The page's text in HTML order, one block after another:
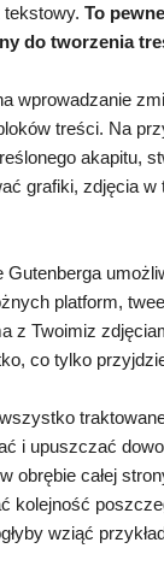
tekstowy. To
do tworzenia
wprowadzanie
treści. Na
akapitu,
grafiki, zdjęcia
Gutenberga
platform,
z Twoimiz
co tylko
i upuszczać
obrębie całej
kolejność
wziąć